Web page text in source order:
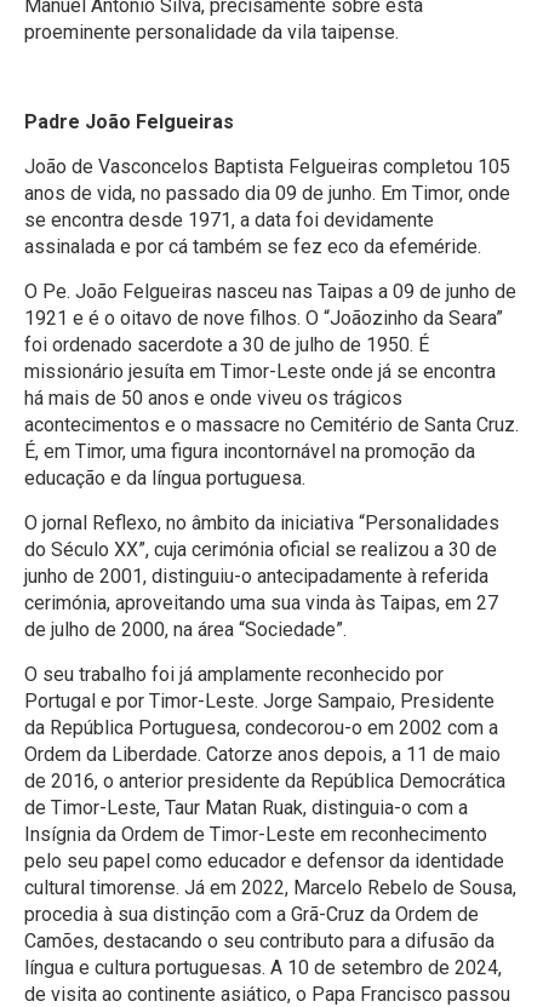
Manuel António Silva, precisamente sobre esta
proeminente personalidade da vila taipense.
Padre João Felgueiras
João de Vasconcelos Baptista Felgueiras completou 105
anos de vida, no passado dia 09 de junho. Em Timor, onde
se encontra desde 1971, a data foi devidamente
assinalada e por cá também se fez eco da efeméride.
O Pe. João Felgueiras nasceu nas Taipas a 09 de junho de
1921 e é o oitavo de nove filhos. O “Joãozinho da Seara”
foi ordenado sacerdote a 30 de julho de 1950. É
missionário jesuíta em Timor-Leste onde já se encontra
há mais de 50 anos e onde viveu os trágicos
acontecimentos e o massacre no Cemitério de Santa Cruz.
É, em Timor, uma figura incontornável na promoção da
educação e da língua portuguesa.
O jornal Reflexo, no âmbito da iniciativa “Personalidades
do Século XX”, cuja cerimónia oficial se realizou a 30 de
junho de 2001, distinguiu-o antecipadamente à referida
cerimónia, aproveitando uma sua vinda às Taipas, em 27
de julho de 2000, na área “Sociedade”.
O seu trabalho foi já amplamente reconhecido por
Portugal e por Timor-Leste. Jorge Sampaio, Presidente
da República Portuguesa, condecorou-o em 2002 com a
Ordem da Liberdade. Catorze anos depois, a 11 de maio
de 2016, o anterior presidente da República Democrática
de Timor-Leste, Taur Matan Ruak, distinguia-o com a
Insígnia da Ordem de Timor-Leste em reconhecimento
pelo seu papel como educador e defensor da identidade
cultural timorense. Já em 2022, Marcelo Rebelo de Sousa,
procedia à sua distinção com a Grã-Cruz da Ordem de
Camões, destacando o seu contributo para a difusão da
língua e cultura portuguesas. A 10 de setembro de 2024,
de visita ao continente asiático, o Papa Francisco passou